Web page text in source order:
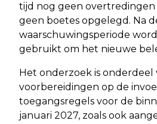
tijd nog geen
geen boetes opgelegd. Na
waarschuwingsperiode
gebruikt om het nieuwe
Het onderzoek is onderdeel
voorbereidingen op de
toegangsregels voor de
januari 2027, zoals ook